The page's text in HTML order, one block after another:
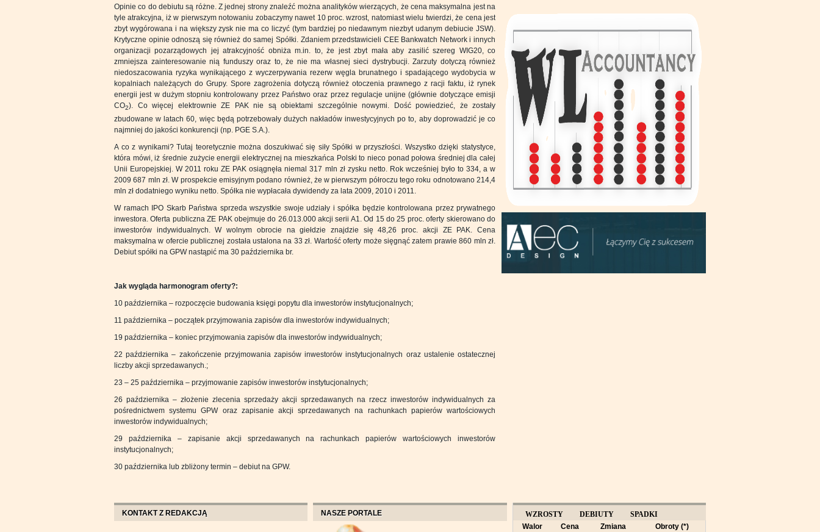
Opinie co do debiutu są różne. Z jednej strony znaleźć można analityków wierzących, że cena maksymalna jest na
tyle atrakcyjna, iż w pierwszym notowaniu zobaczymy nawet 10 proc. wzrost, natomiast wielu twierdzi, że cena jest
zbyt wygórowana i na większy zysk nie ma co liczyć (tym bardziej po niedawnym niezbyt udanym debiucie JSW).
Krytyczne opinie odnoszą się również do samej Spółki. Zdaniem przedstawicieli CEE Bankwatch Network i innych
organizacji pozarządowych jej atrakcyjność obniża m.in. to, że jest zbyt mała aby zasilić szereg WIG20, co
zmniejsza zainteresowanie nią funduszy oraz to, że nie ma własnej sieci dystrybucji. Zarzuty dotyczą również
niedoszacowania ryzyka wynikającego z wyczerpywania rezerw węgla brunatnego i spadającego wydobycia w
kopalniach należących do Grupy. Spore zagrożenia dotyczą również otoczenia prawnego z racji faktu, iż rynek
energii jest w dużym stopniu kontrolowany przez Państwo oraz przez regulacje unijne (głównie dotyczące emisji
CO2). Co więcej elektrownie ZE PAK nie są obiektami szczególnie nowymi. Dość powiedzieć, że zostały
zbudowane w latach 60, więc będą potrzebowały dużych nakładów inwestycyjnych po to, aby doprowadzić je co
najmniej do jakości konkurencji (np. PGE S.A.).
A co z wynikami? Tutaj teoretycznie można doszukiwać się siły Spółki w przyszłości. Wszystko dzięki statystyce,
która mówi, iż średnie zużycie energii elektrycznej na mieszkańca Polski to nieco ponad połowa średniej dla całej
Unii Europejskiej. W 2011 roku ZE PAK osiągnęła niemal 317 mln zł zysku netto. Rok wcześniej było to 334, a w
2009 687 mln zł. W prospekcie emisyjnym podano również, że w pierwszym półroczu tego roku odnotowano 214,4
mln zł dodatniego wyniku netto. Spółka nie wypłacała dywidendy za lata 2009, 2010 i 2011.
W ramach IPO Skarb Państwa sprzeda wszystkie swoje udziały i spółka będzie kontrolowana przez prywatnego
inwestora. Oferta publiczna ZE PAK obejmuje do 26.013.000 akcji serii A1. Od 15 do 25 proc. oferty skierowano do
inwestorów indywidualnych. W wolnym obrocie na giełdzie znajdzie się 48,26 proc. akcji ZE PAK. Cena
maksymalna w ofercie publicznej została ustalona na 33 zł. Wartość oferty może sięgnąć zatem prawie 860 mln zł.
Debiut spółki na GPW nastąpić ma 30 października br.
Jak wygląda harmonogram oferty?:
10 października – rozpoczęcie budowania księgi popytu dla inwestorów instytucjonalnych;
11 października – początek przyjmowania zapisów dla inwestorów indywidualnych;
19 października – koniec przyjmowania zapisów dla inwestorów indywidualnych;
22 października – zakończenie przyjmowania zapisów inwestorów instytucjonalnych oraz ustalenie ostatecznej
liczby akcji sprzedawanych.;
23 – 25 października – przyjmowanie zapisów inwestorów instytucjonalnych;
26 października – złożenie zlecenia sprzedaży akcji sprzedawanych na rzecz inwestorów indywidualnych za
pośrednictwem systemu GPW oraz zapisanie akcji sprzedawanych na rachunkach papierów wartościowych
inwestorów indywidualnych;
29 października – zapisanie akcji sprzedawanych na rachunkach papierów wartościowych inwestorów
instytucjonalnych;
30 października lub zbliżony termin – debiut na GPW.
KONTAKT Z REDAKCJĄ NASZE PORTALE WZROSTY DEBIUTY
SPADKI
OBROTY
Walor Cena Zmiana
Obroty (*)